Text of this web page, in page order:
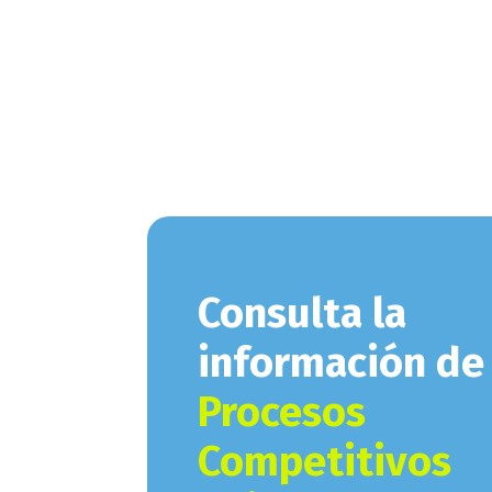
Consulta la
información
Procesos
Competitivos